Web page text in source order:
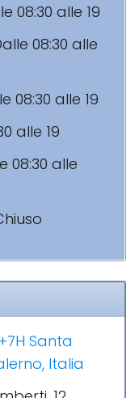
08:30 alle 19
08:30 alle
08:30 alle 19
alle 19
08:30 alle
Santa
Italia